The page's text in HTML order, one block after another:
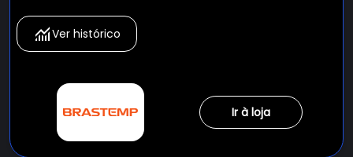
Ver histórico
Ir à loja